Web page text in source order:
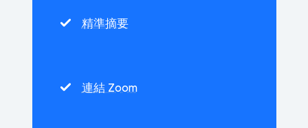
精準摘要
連結 Zoom